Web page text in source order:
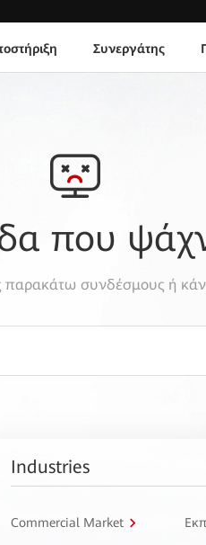
Συνεργάτης
που
παρακάτω συνδέσμους ή
Industries
Commercial Market